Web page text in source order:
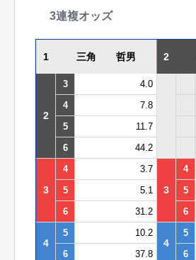
3連複オッズ
1 三角 哲男 2
2
3
4.0
4
7.8
5
11.7
6
44.2
3
4 3.7
3
4
5
5.1 5
6
31.2 6
4
5 10.2
4
5
6
37.8 6